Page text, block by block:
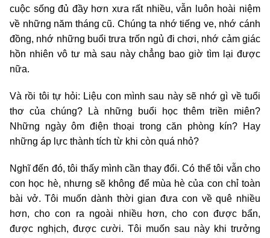
cuộc sống đủ đầy hơn xưa rất nhiều, vẫn luôn hoài niệm
về những năm tháng cũ. Chúng ta nhớ tiếng ve, nhớ cánh
đồng, nhớ những buổi trưa trốn ngủ đi chơi, nhớ cảm giác
hồn nhiên vô tư mà sau này chẳng bao giờ tìm lại được
nữa.
Và rồi tôi tự hỏi: Liệu con mình sau này sẽ nhớ gì về tuổi
thơ của chúng? Là những buổi học thêm triền miên?
Những ngày ôm điện thoại trong căn phòng kín? Hay
những áp lực thành tích từ khi còn quá nhỏ?
Nghĩ đến đó, tôi thấy mình cần thay đổi. Có thể tôi vẫn cho
con học hè, nhưng sẽ không để mùa hè của con chỉ toàn
bài vở. Tôi muốn dành thời gian đưa con về quê nhiều
hơn, cho con ra ngoài nhiều hơn, cho con được bẩn,
được nghịch, được cười. Tôi muốn sau này khi trưởng